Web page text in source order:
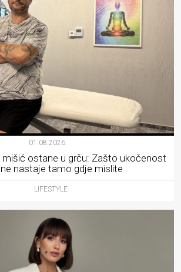
01.08.2026.
mišić ostane u grču: Zašto ukočenost
nastaje tamo gdje mislite
LIFESTYLE